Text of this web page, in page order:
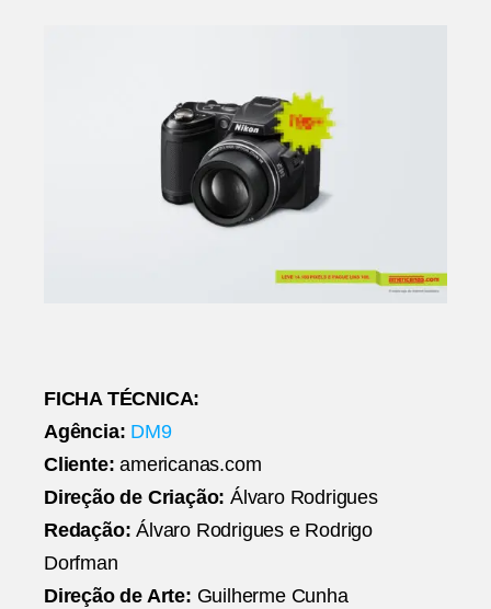
FICHA TÉCNICA:
Agência: DM9
Cliente: americanas.com
Direção de Criação: Álvaro Rodrigues
Redação: Álvaro Rodrigues e Rodrigo
Dorfman
Direção de Arte: Guilherme Cunha